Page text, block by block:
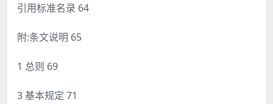
引用标准名录 64
附:条文说明 65
1 总则 69
3 基本规定 71